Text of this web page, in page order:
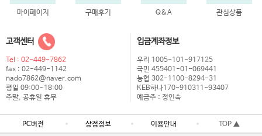
마이페이지 구매후기 Q&A 관심상품
고객센터
Tel : 02-449-7862
fax : 02-449-1142
nado7862@naver.com
평일 09:00~18:00
주말, 공휴일 휴무
입금계좌정보
우리 1005-101-917125
국민 455401-01-069441
농협 302-1100-8294-31
KEB하나170-910311-93407
예금주 : 정인숙
PC버전 상점정보 이용안내 TOP ▲